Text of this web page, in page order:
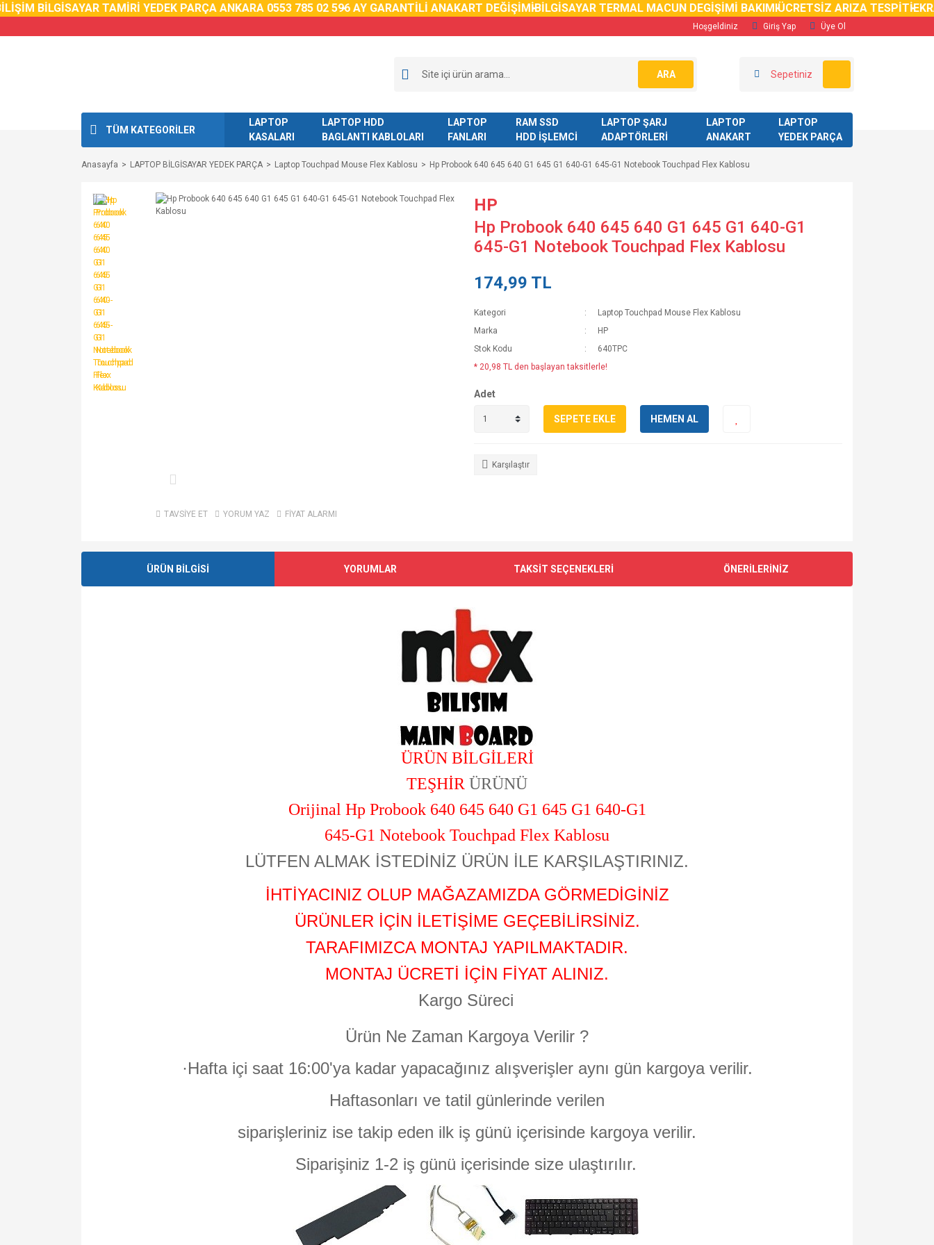
BİLGİSAYAR TAMİRİ YEDEK PARÇA ANKARA 0553 785 02 596 AY GARANTİLİ ANAKART DEĞİŞİMİBİLGİSAYAR TERMAL MACUN DEGİŞİMİ BAKIMIÜCRETSİZ ARIZA TESPİTİ
Hoşgeldiniz Giriş Yap Üye Ol
ARA Sepetiniz
TÜM KATEGORİLER
LAPTOP
KASALARI
LAPTOP HDD
BAGLANTI KABLOLARI
LAPTOP
FANLARI
RAM SSD
HDD İŞLEMCİ
LAPTOP ŞARJ
ADAPTÖRLERİ
LAPTOP
ANAKART
LAPTOP
YEDEK PARÇA
Anasayfa LAPTOP BİLGİSAYAR YEDEK PARÇA Laptop Touchpad Mouse Flex Kablosu Hp Probook 640 645 640 G1 645 G1 640-G1 645-G1 Notebook Touchpad Flex Kablosu
TAVSİYE ET YORUM YAZ FİYAT ALARMI
HP
Hp Probook 640 645 640 G1 645 G1 640-G1
645-G1 Notebook Touchpad Flex Kablosu
174,99 TL
Kategori
Laptop Touchpad Mouse Flex Kablosu
Marka
HP
Stok Kodu
640TPC
* 20,98 TL den başlayan taksitlerle!
Adet
SEPETE EKLE HEMEN AL
Karşılaştır
ÜRÜN BİLGİSİ YORUMLAR TAKSİT SEÇENEKLERİ ÖNERİLERİNİZ
ÜRÜN BİLGİLERİ
TEŞHİR ÜRÜNÜ
Orijinal Hp Probook 640 645 640 G1 645 G1 640-G1
645-G1 Notebook Touchpad Flex Kablosu
LÜTFEN ALMAK İSTEDİNİZ ÜRÜN İLE KARŞILAŞTIRINIZ.
İHTİYACINIZ OLUP MAĞAZAMIZDA GÖRMEDİGİNİZ
ÜRÜNLER İÇİN İLETİŞİME GEÇEBİLİRSİNİZ.
TARAFIMIZCA MONTAJ YAPILMAKTADIR.
MONTAJ ÜCRETİ İÇİN FİYAT ALINIZ.
Kargo Süreci
Ürün Ne Zaman Kargoya Verilir ?
·Hafta içi saat 16:00'ya kadar yapacağınız alışverişler aynı gün kargoya verilir.
Haftasonları ve tatil günlerinde verilen
siparişleriniz ise takip eden ilk iş günü içerisinde kargoya verilir.
Siparişiniz 1-2 iş günü içerisinde size ulaştırılır.